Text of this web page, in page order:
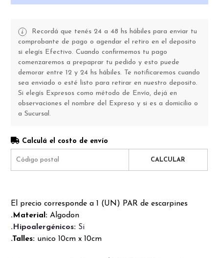
Recordá que tenés 24 a 48 hs hábiles para enviar tu
comprobante de pago o agendar el retiro en el deposito
si elegís Efectivo. Cuando confirmemos tu pago
comenzaremos a prepaprar tu pedido y esto puede
demorar entre 12 y 24 hs hábiles. Te notificaremos cuando
sea enviado o esté listo para retirar en nuestro deposito.
Si elegís Expresos como método de Envío, dejá en
observaciones el nombre del Expreso y si es a domicilio o
a Sucursal.
Calculá el costo de envío
CALCULAR
El precio corresponde a 1 (UN) PAR de escarpines
.Material:Algodon
.Hipoalergénicos: Si
.Talles: unico 10cm x 10cm